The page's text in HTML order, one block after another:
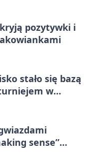
pozytywki i
stało się bazą
w
sense”